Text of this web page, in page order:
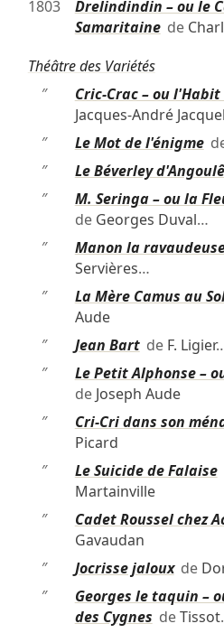
1803
Drelindindin – ou le
Samaritainede
Théâtre des Variétés
″
Cric-Crac – ou
Jacques-André
″
Le Mot de l'énigme
″
Le Béverley
″
M. Seringa – ou la
de Georges Duval…
″
Manon la
Servières…
″
La Mère Camus au
Aude
″
Jean Bartde F. Ligier
″
Le Petit Alphonse –
de Joseph Aude
″
Cri-Cri dans son
Picard
″
Le Suicide de Falaise
Martainville
″
Cadet Roussel chez
Gavaudan
″
Jocrisse jalouxde
″
Georges le taquin –
des Cygnes deTissot